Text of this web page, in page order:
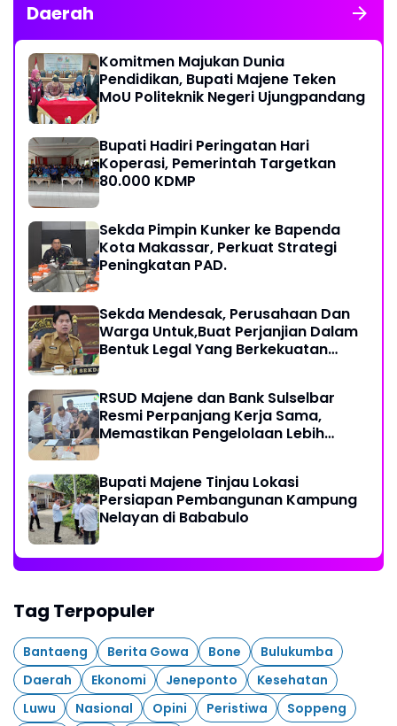
Daerah
Komitmen Majukan Dunia
Pendidikan, Bupati Majene Teken
MoU Politeknik Negeri Ujungpandang
Bupati Hadiri Peringatan Hari
Koperasi, Pemerintah Targetkan
80.000 KDMP
Sekda Pimpin Kunker ke Bapenda
Kota Makassar, Perkuat Strategi
Peningkatan PAD.
Sekda Mendesak, Perusahaan Dan
Warga Untuk,Buat Perjanjian Dalam
Bentuk Legal Yang Berkekuatan
RSUD Majene dan Bank Sulselbar
Resmi Perpanjang Kerja Sama,
Memastikan Pengelolaan Lebih
Bupati Majene Tinjau Lokasi
Persiapan Pembangunan Kampung
Nelayan di Bababulo
Tag Terpopuler
Bantaeng Berita Gowa Bone
Bulukumba
Daerah
Ekonomi Jeneponto
Kesehatan
Luwu
Nasional Opini Peristiwa
Soppeng